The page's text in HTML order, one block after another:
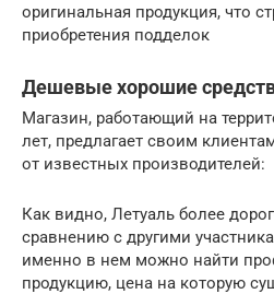
оригинальная продукция, что
приобретения подделок
Дешевые хорошие
Магазин, работающий на
лет, предлагает своим
от известных производителей:
Как видно, Летуаль более
сравнению с другими
именно в нем можно найти
продукцию, цена на которую